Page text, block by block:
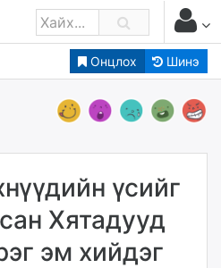
Онцлох Шинэ
үсийг
Хятадууд
эм хийдэг